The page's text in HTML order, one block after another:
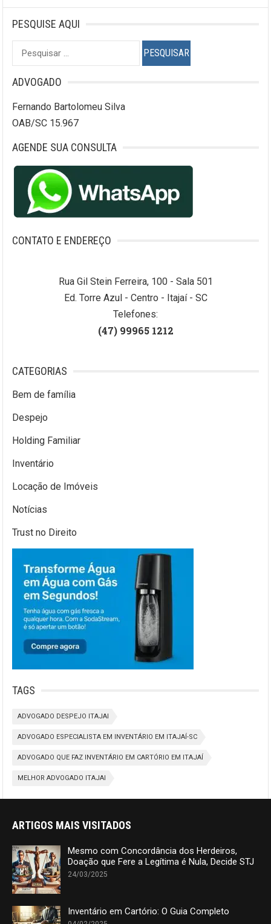
PESQUISE AQUI
Pesquisar
por:
ADVOGADO
Fernando Bartolomeu Silva
OAB/SC 15.967
AGENDE SUA CONSULTA
CONTATO E ENDEREÇO
Rua Gil Stein Ferreira, 100 - Sala 501
Ed. Torre Azul - Centro - Itajaí - SC
Telefones:
(47) 99965 1212
CATEGORIAS
Bem de família
Despejo
Holding Familiar
Inventário
Locação de Imóveis
Notícias
Trust no Direito
TAGS
ADVOGADO DESPEJO ITAJAI
ADVOGADO ESPECIALISTA EM INVENTÁRIO EM ITAJAÍ-SC
ADVOGADO QUE FAZ INVENTÁRIO EM CARTÓRIO EM ITAJAÍ
MELHOR ADVOGADO ITAJAI
ARTIGOS MAIS VISITADOS
Mesmo com Concordância dos Herdeiros,
Doação que Fere a Legítima é Nula, Decide STJ
24/03/2025
Inventário em Cartório: O Guia Completo